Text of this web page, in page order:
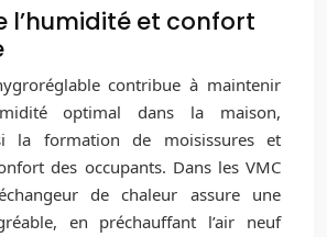
l’humidité et confort
contribue à maintenir
optimal dans la maison,
la formation de moisissures et
des occupants. Dans les VMC
de chaleur assure une
en préchauffant l’air neuf